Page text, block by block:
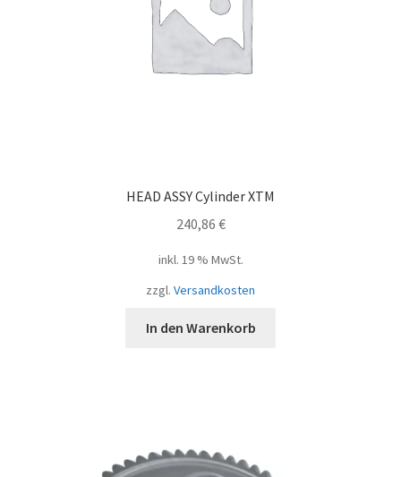
HEAD ASSY Cylinder XTM
240,86 €
inkl. 19 % MwSt.
zzgl. Versandkosten
In den Warenkorb